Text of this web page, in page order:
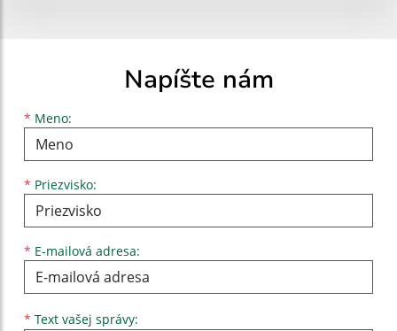
Napíšte nám
* Meno:
Meno
* Priezvisko:
Priezvisko
* E-mailová adresa:
E-mailová adresa
* Text vašej správy: